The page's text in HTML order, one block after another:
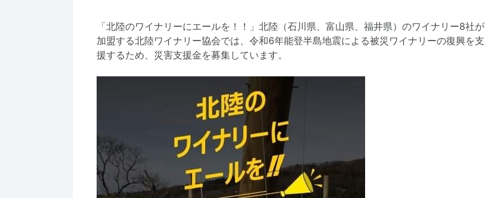
「北陸のワイナリーにエールを！！」北陸（石川県、富山県、福井県）のワイナリー8社が
加盟する北陸ワイナリー協会では、令和6年能登半島地震による被災ワイナリーの復興を支
援するため、災害支援金を募集しています。